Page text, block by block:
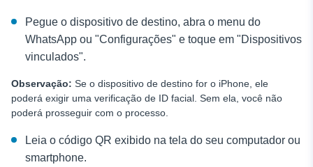
Pegue o dispositivo de destino, abra o menu do
WhatsApp ou "Configurações" e toque em "Dispositivos
vinculados".
Observação: Se o dispositivo de destino for o iPhone, ele
poderá exigir uma verificação de ID facial. Sem ela, você não
poderá prosseguir com o processo.
Leia o código QR exibido na tela do seu computador ou
smartphone.